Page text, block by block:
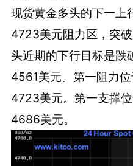
现货黄金多头的下一上
4723美元阻力区，突
头近期的下行目标是
4561美元。第一阻力
4723美元。第一支撑
4686美元。